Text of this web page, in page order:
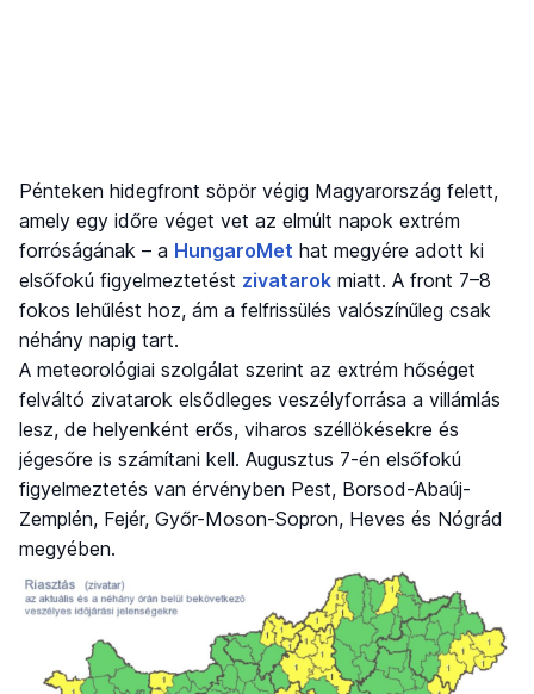
Pénteken hidegfront söpör végig Magyarország felett,
amely egy időre véget vet az elmúlt napok extrém
forróságának – a HungaroMet hat megyére adott ki
elsőfokú figyelmeztetést zivatarok miatt. A front 7–8
fokos lehűlést hoz, ám a felfrissülés valószínűleg csak
néhány napig tart.
A meteorológiai szolgálat szerint az extrém hőséget
felváltó zivatarok elsődleges veszélyforrása a villámlás
lesz, de helyenként erős, viharos széllökésekre és
jégesőre is számítani kell. Augusztus 7-én elsőfokú
figyelmeztetés van érvényben Pest, Borsod-Abaúj-
Zemplén, Fejér, Győr-Moson-Sopron, Heves és Nógrád
megyében.